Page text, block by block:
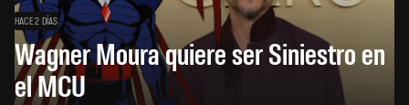
HACE 2 DÍAS
Wagner Moura quiere ser Siniestro en
el MCU